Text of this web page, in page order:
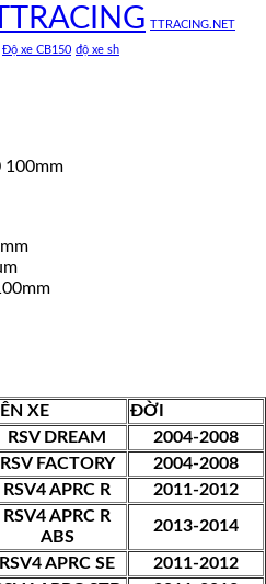
TTRACING.NET
Độ xe CB150 độ xe sh
100mm
XE
ĐỜI
RSV DREAM
2004-2008
RSV FACTORY
2004-2008
RSV4 APRC R 2011-2012
RSV4 APRC R
ABS
2013-2014
RSV4 APRC SE
2011-2012